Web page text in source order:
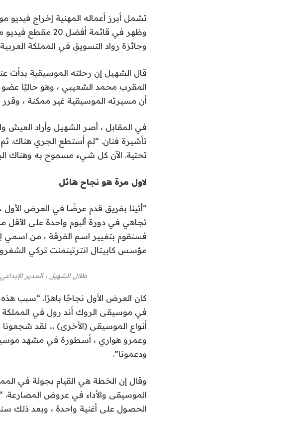
تشمل أبرز أعماله المهنية إخراج
وجائزة رواد التسويق في المملكة العربية
قال الشهيل إن رحلته الموسيقية بدأت
المقرب محمد الشعيبي ، وهو حاليًا عضو
أن مسيرته الموسيقية غير ممكنة ، وقرر
في المقابل ، أصر الشهيل وأراد العيش
تأشيرة فنان. “لم أستطع الجري هناك.
تحتية. الآن كل شيء مسموح به وهناك
لاول مرة هو نجاح هائل
“أتينا بفريق قدم عرضًا في العرض الأول
تجاهي في دورة ألبوم واحدة على الأقل من
فسنقوم بتغيير اسم الفرقة ، من اسمي
مؤسس كابيتال انترتينمنت تركي
طلال الشهيل ، المدير
كان العرض الأول نجاحًا باهرًا. “سبب هذه
في موسيقى الروك أند رول في المملكة
أنواع الموسيقى (الأخرى) … لقد شجعونا
وعمرو هواري ، أسطورة في مشهد
ودعمونا”.
الموسيقى والأداء في عروض المصارعة.
الحصول على أغنية واحدة ، وبعد ذلك